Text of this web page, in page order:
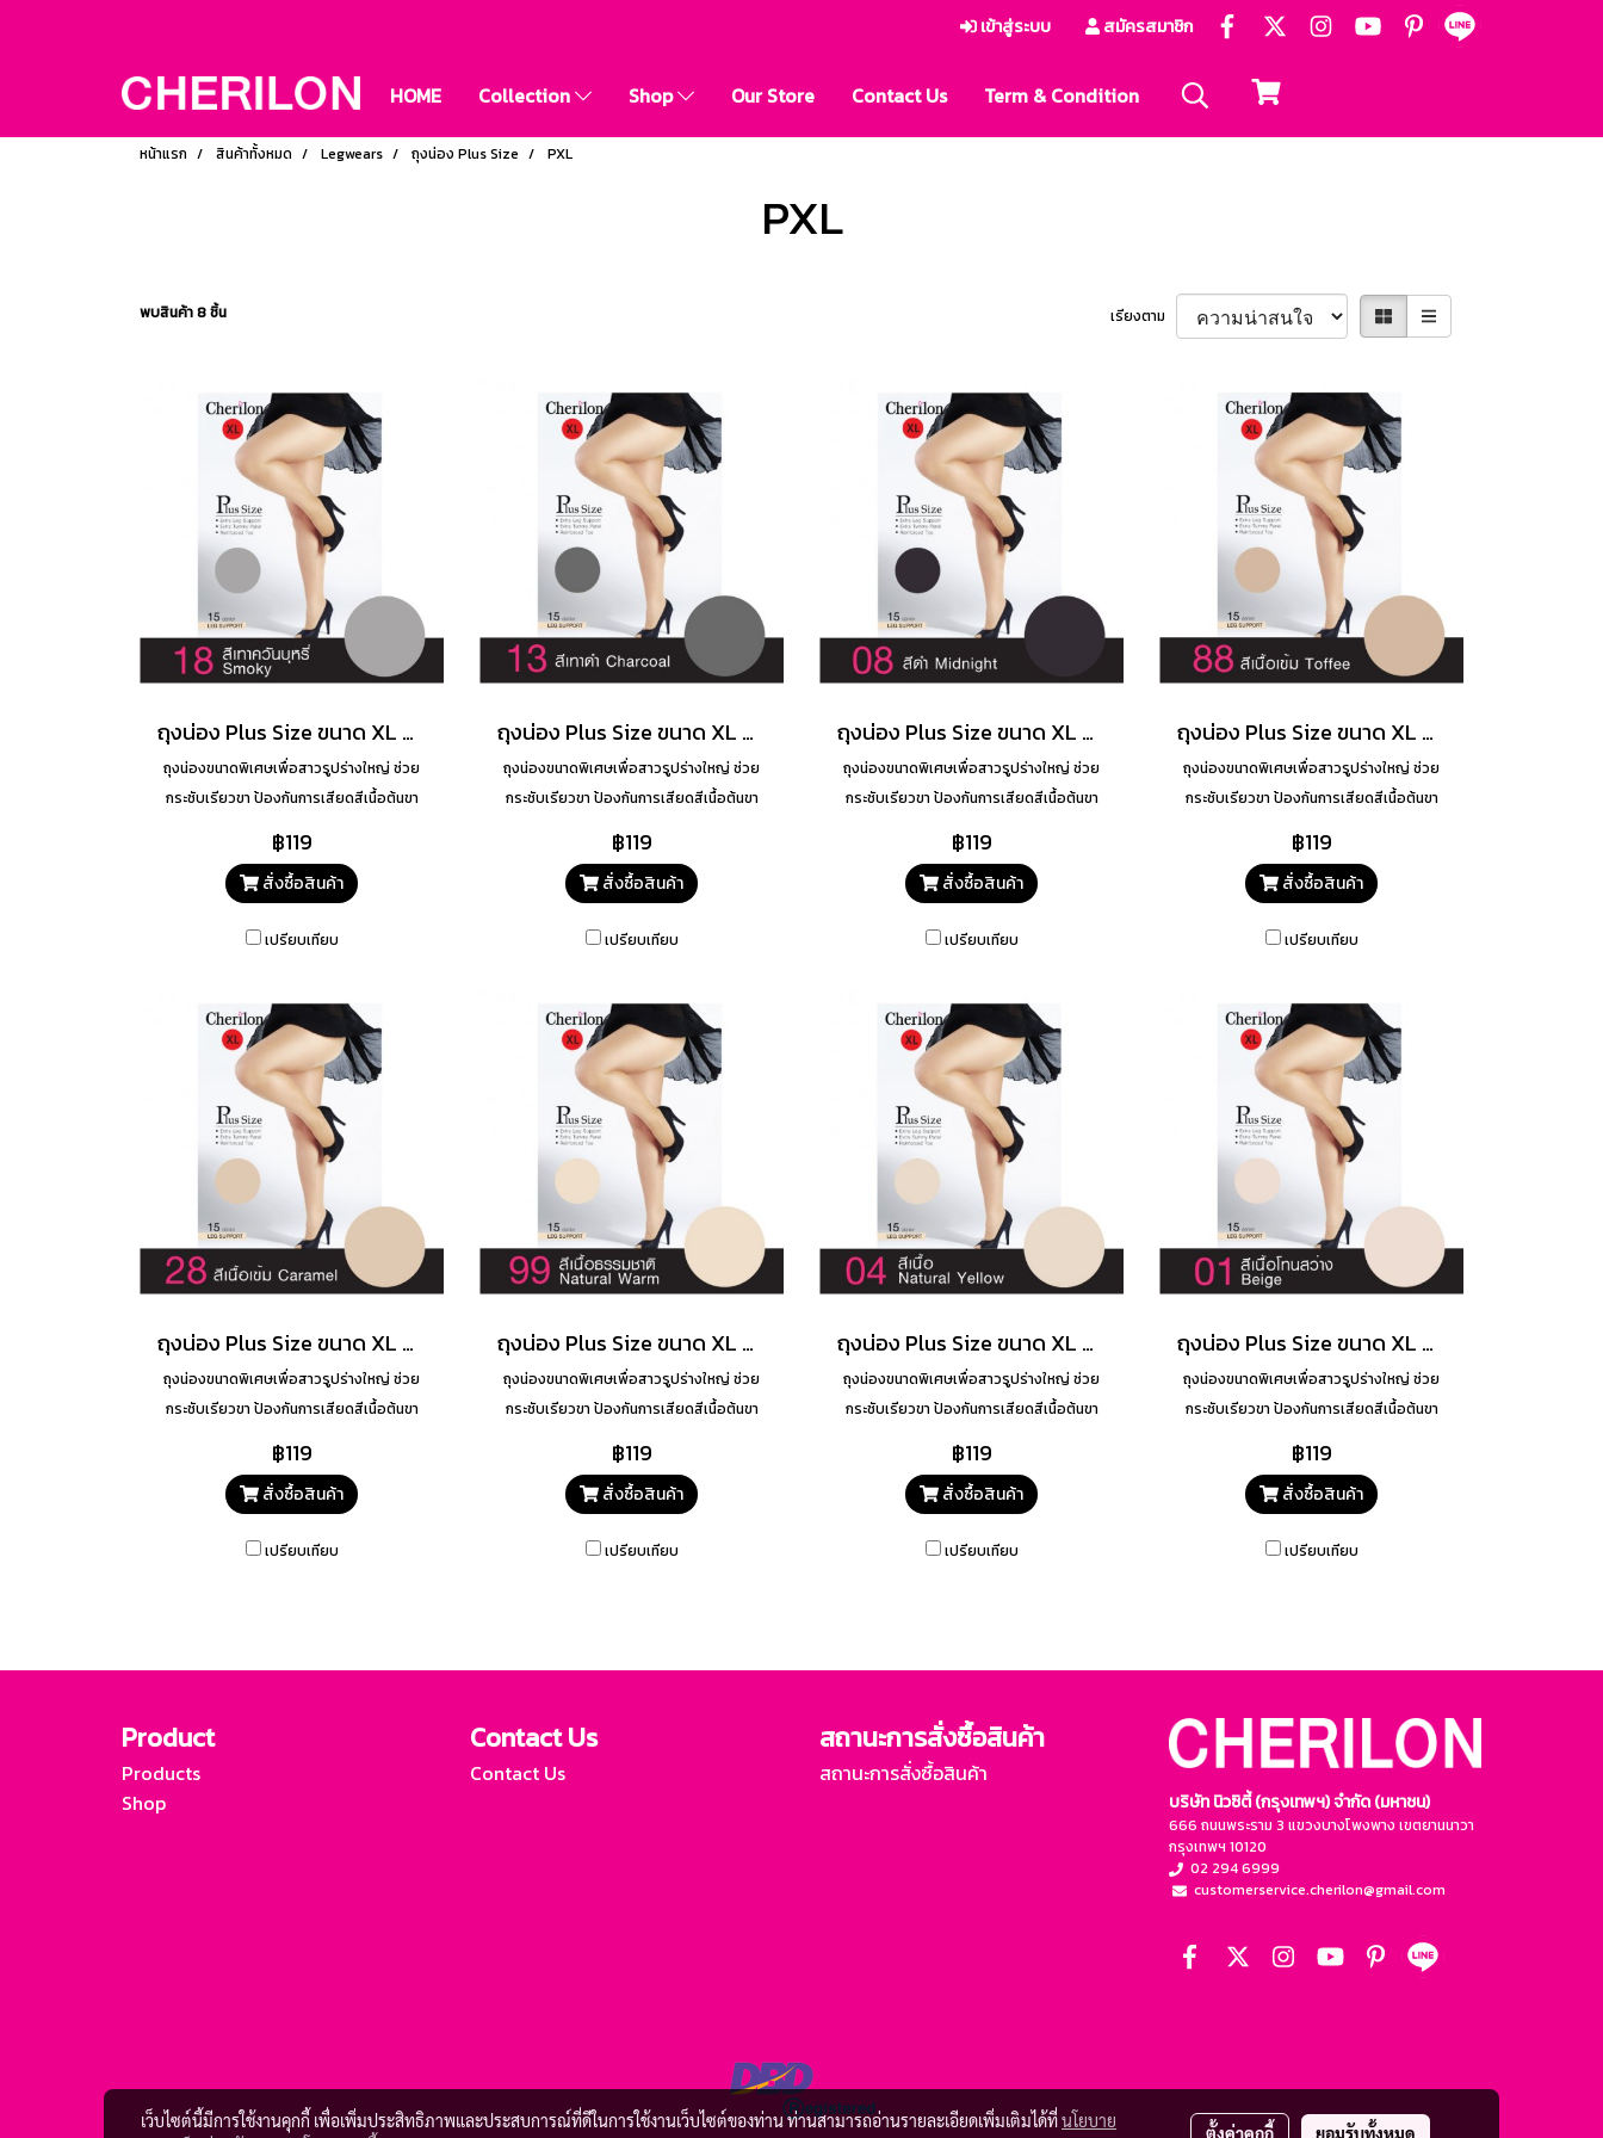
เข้าสู่ระบบ สมัครสมาชิก
HOME Collection Shop Our Store Contact Us Term & Condition
หน้าแรก สินค้าทั้งหมด Legwears ถุงน่อง Plus Size PXL
PXL
พบสินค้า 8 ชิ้น เรียงตาม
ถุงน่อง Plus Size ขนาด XL สี 18
ถุงน่องขนาดพิเศษเพื่อสาวรูปร่างใหญ่ ช่วย
กระชับเรียวขา ป้องกันการเสียดสีเนื้อต้นขา
฿119
สั่งซื้อสินค้า
เปรียบเทียบ
ถุงน่อง Plus Size ขนาด XL สี 13
ถุงน่องขนาดพิเศษเพื่อสาวรูปร่างใหญ่ ช่วย
กระชับเรียวขา ป้องกันการเสียดสีเนื้อต้นขา
฿119
สั่งซื้อสินค้า
เปรียบเทียบ
ถุงน่อง Plus Size ขนาด XL สี 08
ถุงน่องขนาดพิเศษเพื่อสาวรูปร่างใหญ่ ช่วย
กระชับเรียวขา ป้องกันการเสียดสีเนื้อต้นขา
฿119
สั่งซื้อสินค้า
เปรียบเทียบ
ถุงน่อง Plus Size ขนาด XL สี 88
ถุงน่องขนาดพิเศษเพื่อสาวรูปร่างใหญ่ ช่วย
กระชับเรียวขา ป้องกันการเสียดสีเนื้อต้นขา
฿119
สั่งซื้อสินค้า
เปรียบเทียบ
ถุงน่อง Plus Size ขนาด XL สี 28
ถุงน่องขนาดพิเศษเพื่อสาวรูปร่างใหญ่ ช่วย
กระชับเรียวขา ป้องกันการเสียดสีเนื้อต้นขา
฿119
สั่งซื้อสินค้า
เปรียบเทียบ
ถุงน่อง Plus Size ขนาด XL สี 99
ถุงน่องขนาดพิเศษเพื่อสาวรูปร่างใหญ่ ช่วย
กระชับเรียวขา ป้องกันการเสียดสีเนื้อต้นขา
฿119
สั่งซื้อสินค้า
เปรียบเทียบ
ถุงน่อง Plus Size ขนาด XL สี 04
ถุงน่องขนาดพิเศษเพื่อสาวรูปร่างใหญ่ ช่วย
กระชับเรียวขา ป้องกันการเสียดสีเนื้อต้นขา
฿119
สั่งซื้อสินค้า
เปรียบเทียบ
ถุงน่อง Plus Size ขนาด XL สี 01
ถุงน่องขนาดพิเศษเพื่อสาวรูปร่างใหญ่ ช่วย
กระชับเรียวขา ป้องกันการเสียดสีเนื้อต้นขา
฿119
สั่งซื้อสินค้า
เปรียบเทียบ
Product
Products
Shop
Contact Us
Contact Us
สถานะการสั่งซื้อสินค้า
สถานะการสั่งซื้อสินค้า
บริษัท นิวซิตี้ (กรุงเทพฯ) จำกัด (มหาชน)
666 ถนนพระราม 3 แขวงบางโพงพาง เขตยานนาวา
กรุงเทพฯ 10120
02 294 6999
customerservice.cherilon@gmail.com
เว็บไซต์นี้มีการใช้งานคุกกี้ เพื่อเพิ่มประสิทธิภาพและประสบการณ์ที่ดีในการใช้งานเว็บไซต์ของท่าน ท่านสามารถอ่านรายละเอียดเพิ่มเติมได้ที่นโยบาย
ตั้งค่าคุกกี้ ยอมรับทั้งหมด